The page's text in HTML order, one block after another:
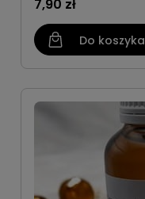
7,90 zł
Do koszyka